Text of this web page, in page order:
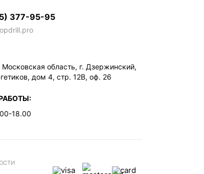
377-95-95
область, г. Дзержинский,
дом 4, стр. 12В, оф. 26
18.00